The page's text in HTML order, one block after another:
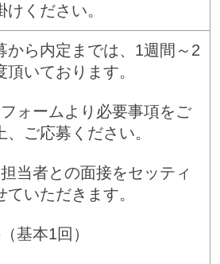
けください。
ら内定までは、1週間～2
頂いております。
ォームより必要事項をご
、ご応募ください。
当者との面接をセッティ
ていただきます。
基本1回）